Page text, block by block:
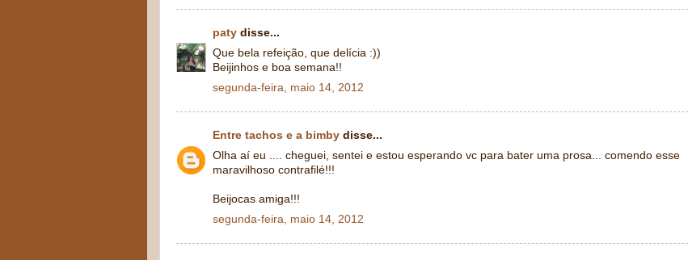
paty disse...
Que bela refeição, que delícia :))
Beijinhos e boa semana!!
segunda-feira, maio 14, 2012
Entre tachos e a bimby disse...
Olha aí eu .... cheguei, sentei e estou esperando vc para bater uma prosa... comendo esse
maravilhoso contrafilé!!!
Beijocas amiga!!!
segunda-feira, maio 14, 2012